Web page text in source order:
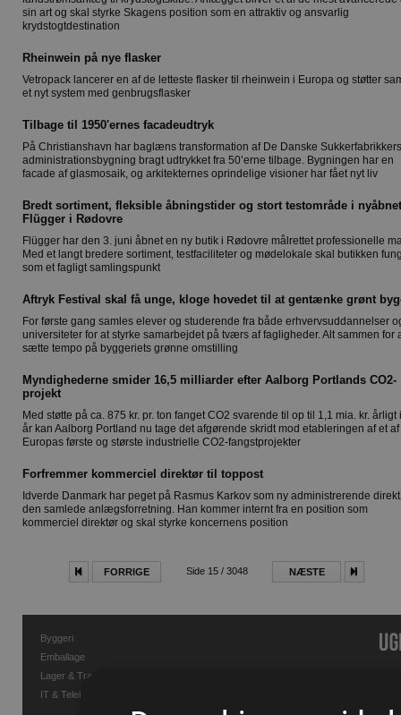
sin art og skal styrke Skagens position som en attraktiv og ansvarlig
krydstogtdestination
Rheinwein på nye flasker
Vetropack lancerer en af de letteste flasker til rheinwein i Europa og støtter
et nyt system med genbrugsflasker
Tilbage til 1950'ernes facadeudtryk
På Christianshavn har baglæns transformation af De Danske Sukkerfabrikkers
administrationsbygning bragt udtrykket fra 50’erne tilbage. Bygningen har en
facade af glasmosaik, og arkitekternes oprindelige visioner har fået nyt liv
Bredt sortiment, fleksible åbningstider og stort testområde i nyåbnet
Flügger i Rødovre
Flügger har den 3. juni åbnet en ny butik i Rødovre målrettet professionelle
Med et langt bredere sortiment, testfaciliteter og mødelokale skal butikken
som et fagligt samlingspunkt
Aftryk Festival skal få unge, kloge hovedet til at gentænke grønt
For første gang samles elever og studerende fra både erhvervsuddannelser
universiteter for at styrke samarbejdet på tværs af fagligheder. Alt sammen for
sætte tempo på byggeriets grønne omstilling
Myndighederne smider 16,5 milliarder efter Aalborg Portlands CO2-
projekt
Med støtte på ca. 875 kr. pr. ton fanget CO2 svarende til op til 1,1 mia. kr. årligt
år kan Aalborg Portland nu tage det afgørende skridt mod etableringen af et af
Europas første og største industrielle CO2-fangstprojekter
Forfremmer kommerciel direktør til toppost
Idverde Danmark har peget på Rasmus Karkov som ny administrerende
den samlede anlægsforretning. Han kommer internt fra en position som
kommerciel direktør og skal styrke koncernens position
FORRIGE Side 15 / 3048 NÆSTE
Byggeri
Emballage
Lager & Transport
IT & Telekommunikation